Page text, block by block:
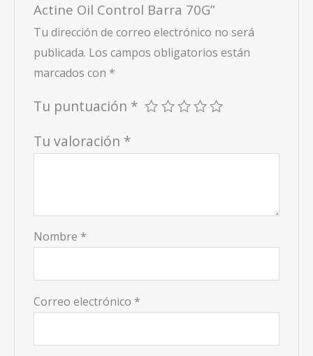
Actine Oil Control Barra 70G”
Tu dirección de correo electrónico no será
publicada. Los campos obligatorios están
marcados con *
Tu puntuación *
Tu valoración *
Nombre *
Correo electrónico *